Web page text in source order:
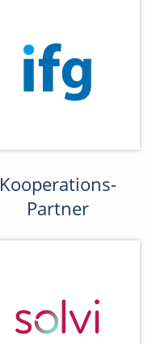
Kooperations-
Partner